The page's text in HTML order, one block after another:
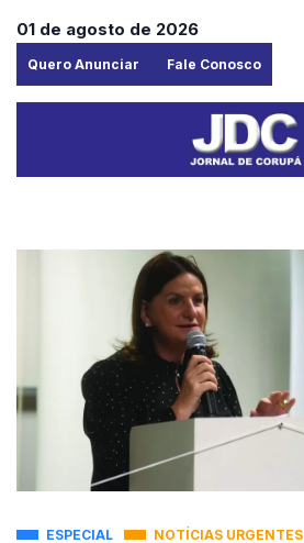
01 de agosto de 2026
Quero Anunciar Fale Conosco
ESPECIAL NOTÍCIAS URGENTES